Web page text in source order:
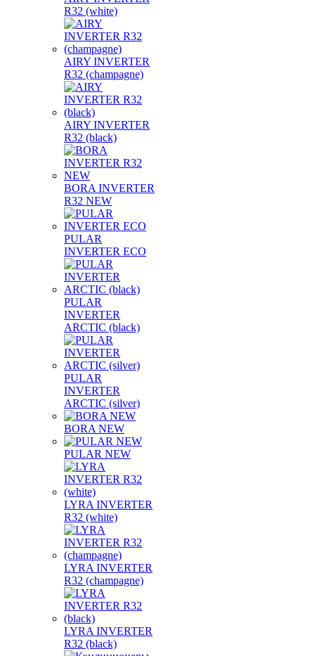
R32 (white)
AIRY INVERTER
R32 (champagne)
AIRY INVERTER
R32 (black)
BORA INVERTER
R32 NEW
PULAR
INVERTER ECO
PULAR
INVERTER
ARCTIC (black)
PULAR
INVERTER
ARCTIC (silver)
BORA NEW
PULAR NEW
LYRA INVERTER
R32 (white)
LYRA INVERTER
R32 (champagne)
LYRA INVERTER
R32 (black)